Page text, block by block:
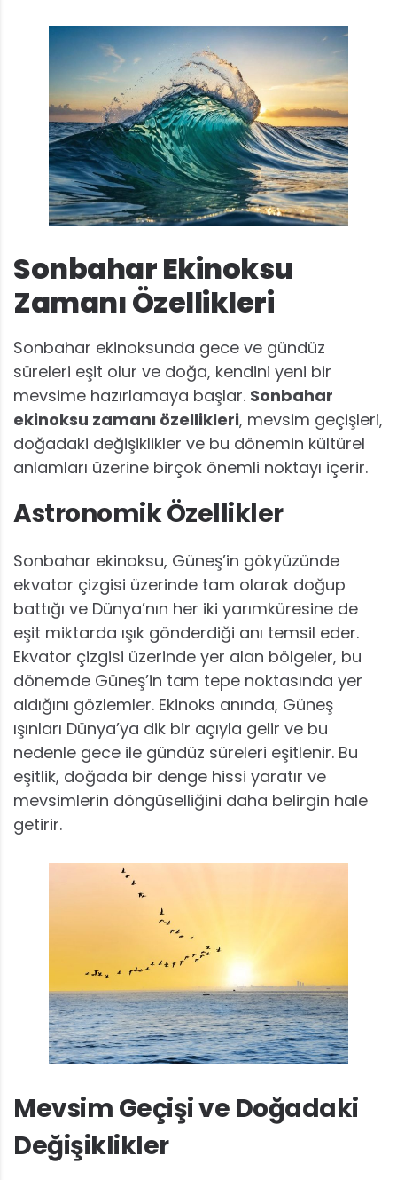
Sonbahar Ekinoksu
Zamanı Özellikleri
Sonbahar ekinoksunda gece ve gündüz
süreleri eşit olur ve doğa, kendini yeni bir
mevsime hazırlamaya başlar. Sonbahar
ekinoksu zamanı özellikleri, mevsim geçişleri,
doğadaki değişiklikler ve bu dönemin kültürel
anlamları üzerine birçok önemli noktayı içerir.
Astronomik Özellikler
Sonbahar ekinoksu, Güneş’in gökyüzünde
ekvator çizgisi üzerinde tam olarak doğup
battığı ve Dünya’nın her iki yarımküresine de
eşit miktarda ışık gönderdiği anı temsil eder.
Ekvator çizgisi üzerinde yer alan bölgeler, bu
dönemde Güneş’in tam tepe noktasında yer
aldığını gözlemler. Ekinoks anında, Güneş
ışınları Dünya’ya dik bir açıyla gelir ve bu
nedenle gece ile gündüz süreleri eşitlenir. Bu
eşitlik, doğada bir denge hissi yaratır ve
mevsimlerin döngüselliğini daha belirgin hale
getirir.
Mevsim Geçişi ve Doğadaki
Değişiklikler